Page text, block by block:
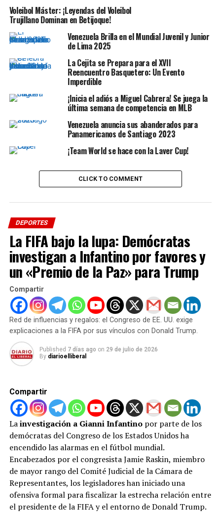
dice que Pekerman terminó renunciando por no
cumplirse el torneo de Reserva que había propuesto
para el crecimiento del fútbol local. Además, también se
dice que hubo incumplimientos en cuanto a
manera.
Sin embargo, no son estas las informaciones que se
tema viene por incongruencias entre Lezcano y la
federación, pues estos habrían pedido algunas facturas
o cuentas que el -hasta ese momento- manager de
Venezuela no tenía en su haber.
Debido a la disputa, y la gran relación entre Lezcano y
Pekerman, hubo un acuerdo para dejar la selección
incluso a días de que se celebre la primera fecha FIFA
luego del mundial de Qatar 2022.
Suenan nombres para dirigir a
la Vinotinto
cartelera de nombres aparece para ver quien podría ser
el nuevo DT de la selección.
Se habla de César Farías (muy buen presente en
Ecuador), también de Rafael Dudamel o incluso de la
llegada de Gustavo Alfaro, quien dirigió a Ecuador en la
Copa del mundo. De momento, es noticia en todo el
mundo la salida del argentino.
ADVERTISEMENT
Voleibol Máster: ¡Leyendas del Voleibol
Trujillano Dominan en Betijoque!
Venezuela Brilla en el Mundial Juvenil y Junior
de Lima 2025
La Cejita se Prepara para el XVII
Reencuentro Basquetero: Un Evento
Imperdible
¡Inicia el adiós a Miguel Cabrera! Se juega la
última semana de competencia en MLB
Venezuela anuncia sus abanderados para
Panamericanos de Santiago 2023
¡Team World se hace con la Laver Cup!
CLICK TO COMMENT
DEPORTES
La FIFA bajo la lupa: Demócratas
investigan a Infantino por favores y
un «Premio de la Paz» para Trump
Compartir
Red de influencias y regalos: el Congreso de EE. UU. exige
explicaciones a la FIFA por sus vínculos con Donald Trump.
Published 7 días ago on 29 de julio de 2026
By diarioelliberal
Compartir
Lainvestigación a Gianni Infantinopor parte de los
demócratas del Congreso de los Estados Unidos ha
encendido las alarmas en el fútbol mundial.
Encabezados por el congresista Jamie Raskin, miembro
de mayor rango del Comité Judicial de la Cámara de
Representantes, los legisladores han iniciado una
ofensiva formal para fiscalizar la estrecha relación entre
el presidente de la FIFA y el entorno de Donald Trump.